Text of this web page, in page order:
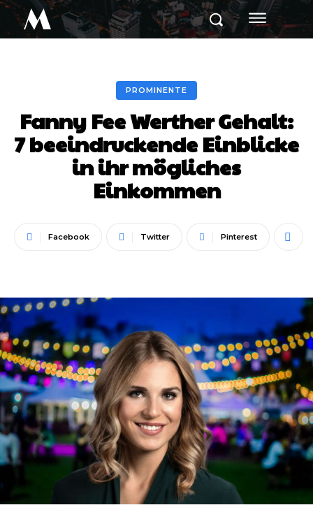
M
PROMINENTE
Fanny Fee Werther Gehalt:
7 beeindruckende Einblicke
in ihr mögliches
Einkommen
Facebook Twitter Pinterest